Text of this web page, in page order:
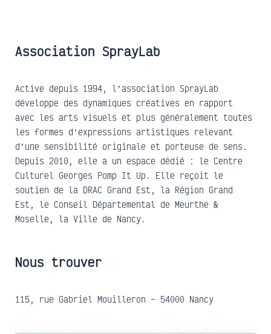
Association SprayLab
Active depuis 1994, l’association SprayLab
développe des dynamiques créatives en rapport
avec les arts visuels et plus généralement toutes
les formes d’expressions artistiques relevant
d’une sensibilité originale et porteuse de sens.
Depuis 2010, elle a un espace dédié : le Centre
Culturel Georges Pomp It Up. Elle reçoit le
soutien de la DRAC Grand Est, la Région Grand
Est, le Conseil Départemental de Meurthe &
Moselle, la Ville de Nancy.
Nous trouver
115, rue Gabriel Mouilleron – 54000 Nancy